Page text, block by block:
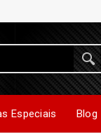
Especiais Blog